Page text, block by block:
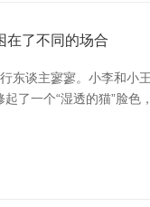
在了不同的场合
东谈主寥寥。小李和小
了一个“湿透的猫”脸色